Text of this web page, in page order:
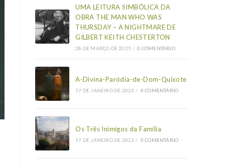
UMA LEITURA SIMBÓLICA DA
OBRA THE MAN WHO WAS
THURSDAY – A NIGHTMARE DE
GILBERT KEITH CHESTERTON
28 DE MARÇO DE 2025 / 0 COMENTÁRIO
A-Divina-Paródia-de-Dom-Quixote
17 DE JANEIRO DE 2023 / 0 COMENTÁRIO
Os Três Inimigos da Família
17 DE JANEIRO DE 2023 / 0 COMENTÁRIO